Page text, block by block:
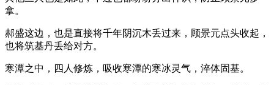
拿。
郝盛这边，也是直接将千年阴沉木丢过来，顾景元点头收起，
也将筑基丹丢给对方。
寒潭之中，四人修炼，吸收寒潭的寒冰灵气，淬体固基。